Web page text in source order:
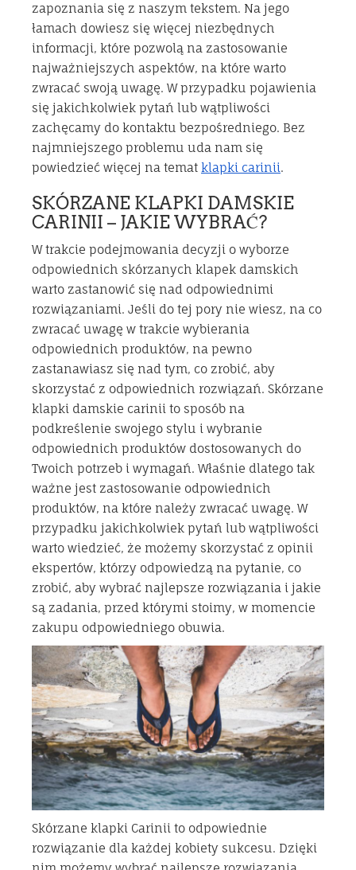
zapoznania się z naszym tekstem. Na jego
łamach dowiesz się więcej niezbędnych
informacji, które pozwolą na zastosowanie
najważniejszych aspektów, na które warto
zwracać swoją uwagę. W przypadku pojawienia
się jakichkolwiek pytań lub wątpliwości
zachęcamy do kontaktu bezpośredniego. Bez
najmniejszego problemu uda nam się
powiedzieć więcej na temat klapki carinii.
SKÓRZANE KLAPKI DAMSKIE
CARINII – JAKIE WYBRAĆ?
W trakcie podejmowania decyzji o wyborze
odpowiednich skórzanych klapek damskich
warto zastanowić się nad odpowiednimi
rozwiązaniami. Jeśli do tej pory nie wiesz, na co
zwracać uwagę w trakcie wybierania
odpowiednich produktów, na pewno
zastanawiasz się nad tym, co zrobić, aby
skorzystać z odpowiednich rozwiązań. Skórzane
klapki damskie carinii to sposób na
podkreślenie swojego stylu i wybranie
odpowiednich produktów dostosowanych do
Twoich potrzeb i wymagań. Właśnie dlatego tak
ważne jest zastosowanie odpowiednich
produktów, na które należy zwracać uwagę. W
przypadku jakichkolwiek pytań lub wątpliwości
warto wiedzieć, że możemy skorzystać z opinii
ekspertów, którzy odpowiedzą na pytanie, co
zrobić, aby wybrać najlepsze rozwiązania i jakie
są zadania, przed którymi stoimy, w momencie
zakupu odpowiedniego obuwia.
Skórzane klapki Carinii to odpowiednie
rozwiązanie dla każdej kobiety sukcesu. Dzięki